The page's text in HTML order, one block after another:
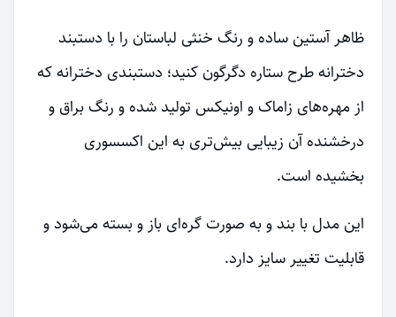
ظاهر آستین ساده و رنگ خنثی لباستان را با دستبند
دخترانه طرح ستاره دگرگون کنید؛ دستبندی دخترانه که
از مهره‌های زاماک و اونیکس تولید شده و رنگ براق و
درخشنده آن زیبایی بیش‌تری به این اکسسوری
بخشیده است.
این مدل با بند و به صورت گره‌ای باز و بسته می‌شود و
قابلیت تغییر سایز دارد.